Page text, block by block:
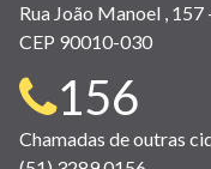
Rua João Manoel ,
CEP 90010-030
Telefone
para
156
Chamadas de outras